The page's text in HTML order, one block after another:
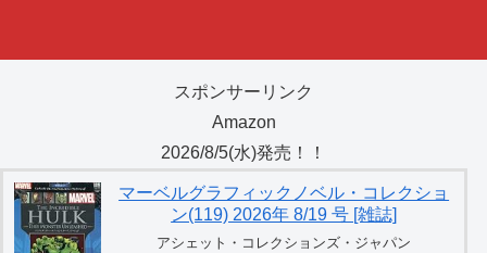
スポンサーリンク
Amazon
2026/8/5(水)発売！！
マーベルグラフィックノベル・コレクショ
ン(119) 2026年 8/19 号 [雑誌]
アシェット・コレクションズ・ジャパン